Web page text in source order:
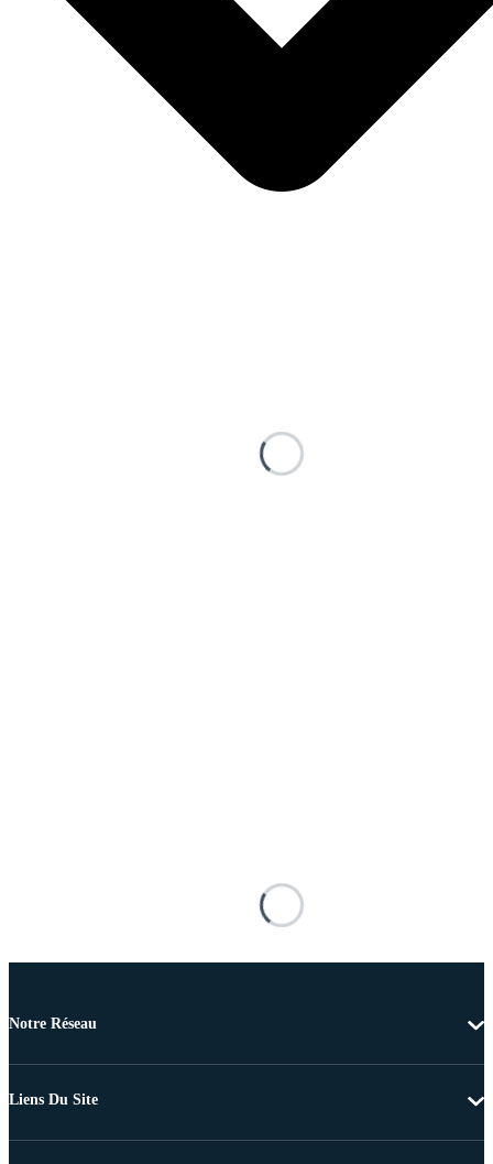
Notre Réseau
Liens Du Site